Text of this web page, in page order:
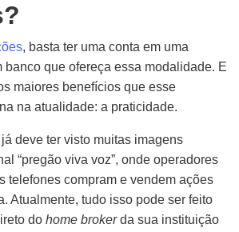
, basta ter uma conta em uma
banco que ofereça essa modalidade. E
maiores benefícios que esse
na atualidade: a praticidade.
deve ter visto muitas imagens
“pregão viva voz”, onde operadores
telefones compram e vendem ações
Atualmente, tudo isso pode ser feito
do home brokerda sua instituição